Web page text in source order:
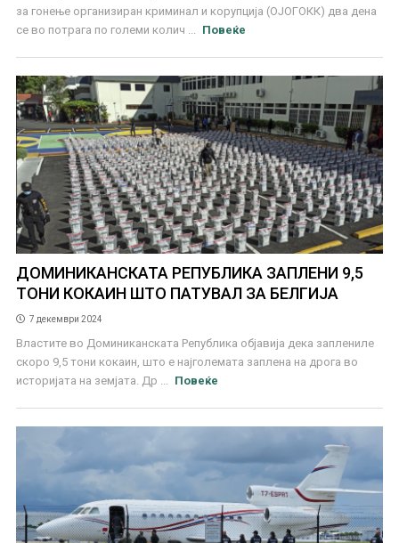
за гонење организиран криминал и корупција (ОЈОГОКК) два дена
се во потрага по големи колич ...
Повеќе
ДОМИНИКАНСКАТА РЕПУБЛИКА ЗАПЛЕНИ 9,5
ТОНИ КОКАИН ШТО ПАТУВАЛ ЗА БЕЛГИЈА
7 декември 2024
Властите во Доминиканската Република објавија дека заплениле
скоро 9,5 тони кокаин, што е најголемата заплена на дрога во
историјата на земјата. Др ...
Повеќе